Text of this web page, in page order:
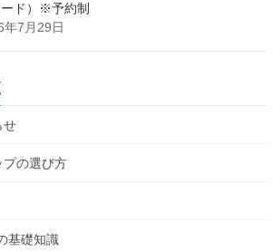
ード）※予約制
年7月29日
せ
の選び方
基礎知識